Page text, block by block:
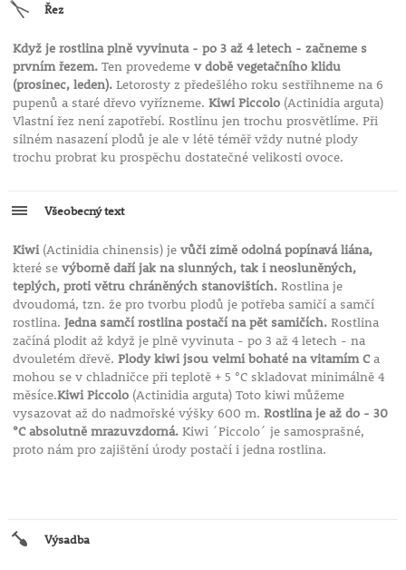
Řez
Když je rostlina plně vyvinuta - po 3 až 4 letech - začneme s
prvním řezem.Ten provedeme v době vegetačního klidu
(prosinec, leden).Letorosty z předešlého roku sestřihneme na 6
pupenů a staré dřevo vyřízneme. Kiwi Piccolo(Actinidia arguta)
Vlastní řez není zapotřebí. Rostlinu jen trochu prosvětlíme. Při
silném nasazení plodů je ale v létě téměř vždy nutné plody
trochu probrat ku prospěchu dostatečné velikosti ovoce.
Všeobecný text
Kiwi(Actinidia chinensis) jevůči zimě odolná popínavá liána,
které se výborně daří jak na slunných, tak i neosluněných,
teplých, proti větru chráněných stanovištích.Rostlina je
dvoudomá, tzn. že pro tvorbu plodů je potřeba samičí a samčí
rostlina. Jedna samčí rostlina postačí na pět samičích.Rostlina
začíná plodit až když je plně vyvinuta - po 3 až 4 letech - na
dvouletém dřevě. Plody kiwi jsou velmi bohaté na vitamím Ca
mohou se v chladničce při teplotě + 5 °C skladovat minimálně 4
měsíce.Kiwi Piccolo(Actinidia arguta) Toto kiwi můžeme
vysazovat až do nadmořské výšky 600 m. Rostlina je až do - 30
°C absolutně mrazuvzdorná.Kiwi ´Piccolo´ je samosprašné,
proto nám pro zajištění úrody postačí i jedna rostlina.
Výsadba